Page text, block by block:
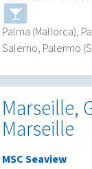
Palma (Mallorca),
Salerno, Palermo
Marseille,
Marseille
MSC Seaview